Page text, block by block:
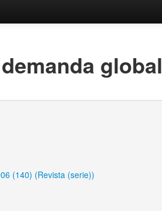
global
(140) (Revista (serie))